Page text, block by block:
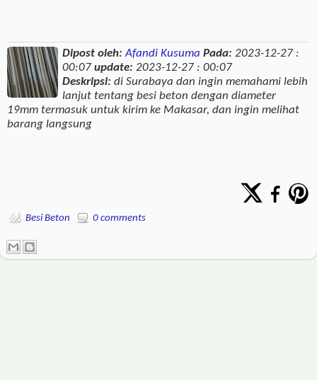
Dipost oleh: Afandi Kusuma Pada: 2023-12-27 :
00:07 update: 2023-12-27 : 00:07
Deskripsi:di Surabaya dan ingin memahami lebih
lanjut tentang besi beton dengan diameter
19mm termasuk untuk kirim ke Makasar, dan ingin melihat
barang langsung
Besi Beton 0 comments